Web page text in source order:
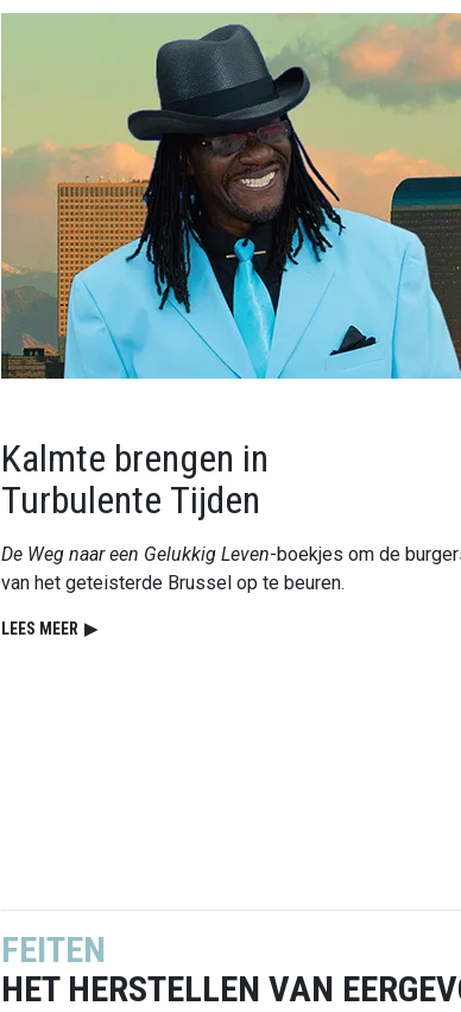
Kalmte brengen in
Turbulente Tijden
De Weg naar een Gelukkig Leven-boekjes om de
van het geteisterde Brussel op te beuren.
LEES MEER ▶
FEITEN
HET HERSTELLEN VAN